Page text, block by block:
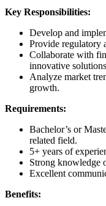
Key Responsibilities:
Develop and
Provide regulatory
Collaborate with
innovative
Analyze market
growth.
Requirements:
Bachelor’s or
related field.
5+ years of
Strong knowledge
Excellent
Benefits: